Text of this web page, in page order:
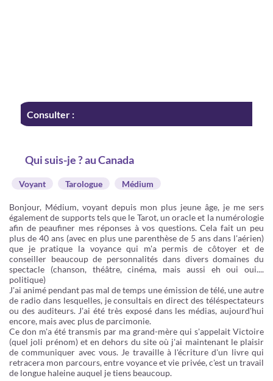
Consulter :
Qui suis-je ? au Canada
Voyant Tarologue Médium
Bonjour, Médium, voyant depuis mon plus jeune âge, je me sers
également de supports tels que le Tarot, un oracle et la numérologie
afin de peaufiner mes réponses à vos questions. Cela fait un peu
plus de 40 ans (avec en plus une parenthèse de 5 ans dans l'aérien)
que je pratique la voyance qui m'a permis de côtoyer et de
conseiller beaucoup de personnalités dans divers domaines du
spectacle (chanson, théâtre, cinéma, mais aussi eh oui oui....
politique)
J'ai animé pendant pas mal de temps une émission de télé, une autre
de radio dans lesquelles, je consultais en direct des téléspectateurs
ou des auditeurs. J'ai été très exposé dans les médias, aujourd'hui
encore, mais avec plus de parcimonie.
Ce don m'a été transmis par ma grand-mère qui s'appelait Victoire
(quel joli prénom) et en dehors du site où j'ai maintenant le plaisir
de communiquer avec vous. Je travaille à l'écriture d'un livre qui
retracera mon parcours, entre voyance et vie privée, c'est un travail
de longue haleine auquel je tiens beaucoup.